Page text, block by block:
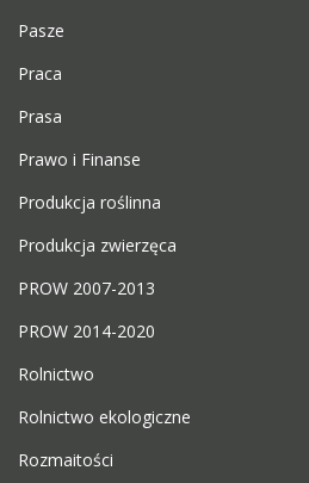
Pasze
Praca
Prasa
Prawo i Finanse
Produkcja roślinna
Produkcja zwierzęca
PROW 2007-2013
PROW 2014-2020
Rolnictwo
Rolnictwo ekologiczne
Rozmaitości